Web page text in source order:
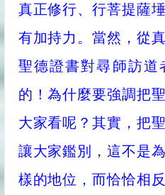
真正修行、行菩提薩
有加持力。當然，從
聖德證書對尋師訪道
的！為什麼要強調把
大家看呢？其實，把
讓大家鑑別，這不是
樣的地位，而恰恰相